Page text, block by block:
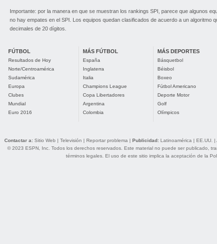
Importante: por la manera en que se muestran los rankings SPI, parece que algunos
no hay empates en el SPI. Los equipos quedan clasificados de acuerdo a un algoritmo
decimales de 20 dígitos.
FÚTBOL
Resultados de Hoy
Norte/Centroamérica
Sudamérica
Europa
Clubes
Mundial
Euro 2016
MÁS FÚTBOL
España
Inglaterra
Italia
Champions League
Copa Libertadores
Argentina
Colombia
MÁS DEPORTES
Básquetbol
Béisbol
Boxeo
Fútbol Americano
Deporte Motor
Golf
Olímpicos
Contactar a: Sitio Web | Televisión | Reportar problema | Publicidad: Latinoamérica | EE.UU. |
© 2023 ESPN, Inc. Todos los derechos reservados. Este material no puede ser publicado,
términos legales. El uso de este sitio implica la aceptación de la